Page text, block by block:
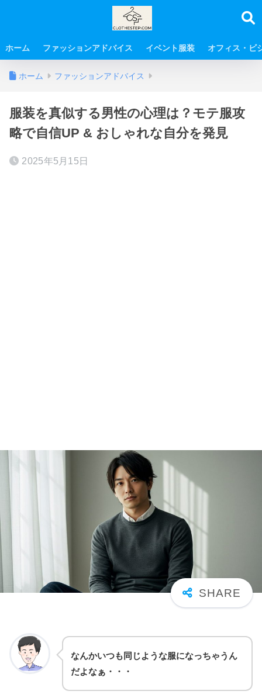
ホーム ファッションアドバイス イベント服装 オフィス・ビ
ホーム ファッションアドバイス
服装を真似する男性の心理は？モテ服攻
略で自信UP & おしゃれな自分を発見
2025年5月15日
なんかいつも同じような服になっちゃうん
だよなぁ・・・